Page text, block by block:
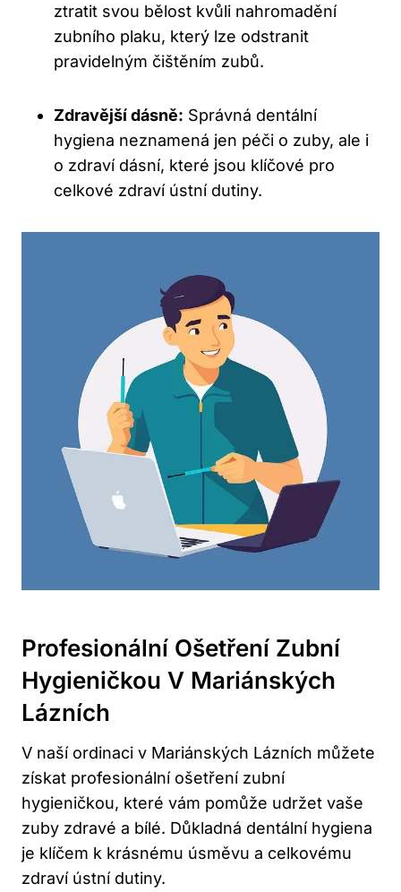
ztratit svou bělost kvůli nahromadění
zubního plaku, který lze odstranit
pravidelným čištěním zubů.
Zdravější dásně: Správná dentální
hygiena neznamená jen péči o zuby, ale i
o zdraví dásní, které jsou klíčové pro
celkové zdraví ústní dutiny.
Profesionální Ošetření Zubní
Hygieničkou V Mariánských
Lázních
V naší ordinaci v Mariánských Lázních můžete
získat profesionální ošetření zubní
hygieničkou, které vám pomůže udržet vaše
zuby zdravé a bílé. Důkladná dentální hygiena
je klíčem k krásnému úsměvu a celkovému
zdraví ústní dutiny.